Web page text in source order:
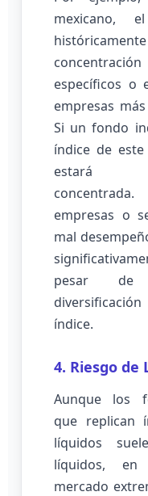
mexicano,
específicos o
empresas
Si un fondo
índice de
estará
empresas o
mal
pesar de
índice.
4. Riesgo de
Aunque los
que replican
líquidos
líquidos, en
mercado